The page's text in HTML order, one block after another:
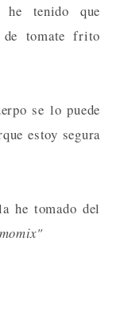
he tenido que
de tomate frito
se lo puede
estoy segura
he tomado del